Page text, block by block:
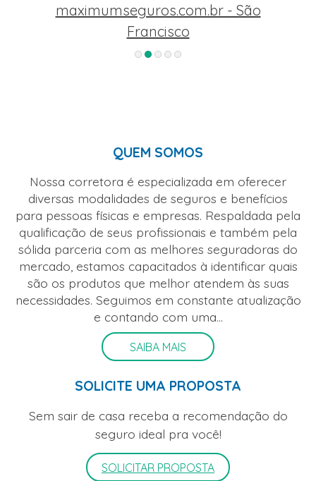
QUEM SOMOS
Nossa corretora é especializada em oferecer
diversas modalidades de seguros e benefícios
para pessoas físicas e empresas. Respaldada pela
qualificação de seus profissionais e também pela
sólida parceria com as melhores seguradoras do
mercado, estamos capacitados à identificar quais
são os produtos que melhor atendem às suas
necessidades. Seguimos em constante atualização
e contando com uma...
SAIBA MAIS
SOLICITE UMA PROPOSTA
Sem sair de casa receba a recomendação do
seguro ideal pra você!
SOLICITAR PROPOSTA